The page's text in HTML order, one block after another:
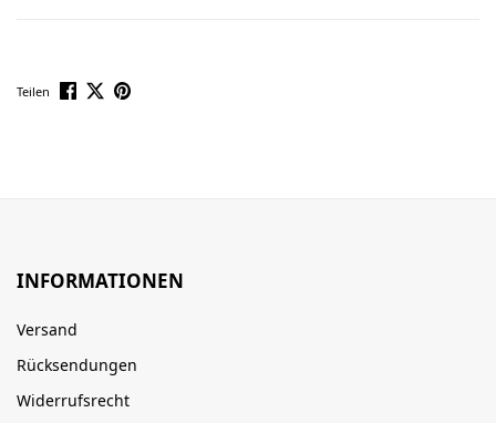
Teilen
INFORMATIONEN
Versand
Rücksendungen
Widerrufsrecht